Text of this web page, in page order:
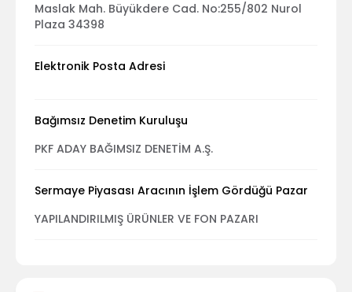
Maslak Mah. Büyükdere Cad. No:255/802 Nurol
Plaza 34398
Elektronik Posta Adresi
Bağımsız Denetim Kuruluşu
PKF ADAY BAĞIMSIZ DENETİM A.Ş.
Sermaye Piyasası Aracının İşlem Gördüğü Pazar
YAPILANDIRILMIŞ ÜRÜNLER VE FON PAZARI